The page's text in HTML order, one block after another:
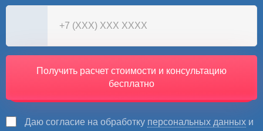
Получить расчет стоимости и консультацию
бесплатно
Даю согласие на обработку персональных данных и